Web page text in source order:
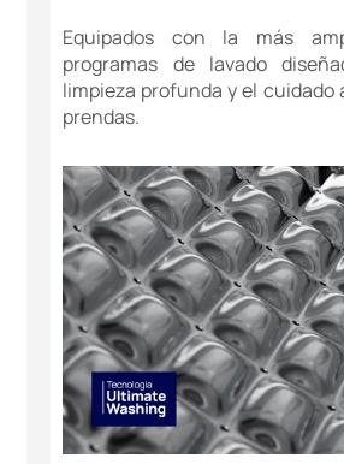
Equipados con la más
programas de lavado
limpieza profunda y el cuidado
prendas.